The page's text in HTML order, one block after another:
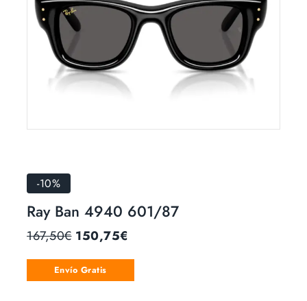
-10%
Ray Ban 4940 601/87
167,50€ 150,75€
Envío Gratis